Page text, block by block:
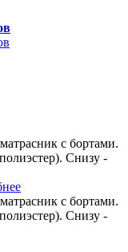
с бортами.
Снизу -
с бортами.
Снизу -